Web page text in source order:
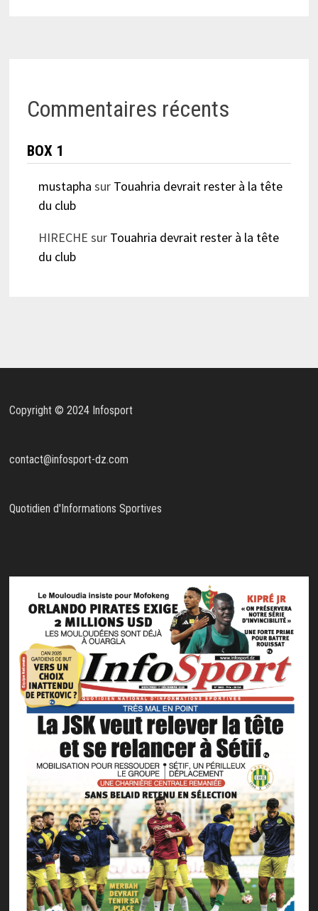
Commentaires récents
BOX 1
mustapha sur Touahria devrait rester à la tête
du club
HIRECHE sur Touahria devrait rester à la tête
du club
Copyright © 2024 Infosport
contact@infosport-dz.com
Quotidien d'Informations Sportives